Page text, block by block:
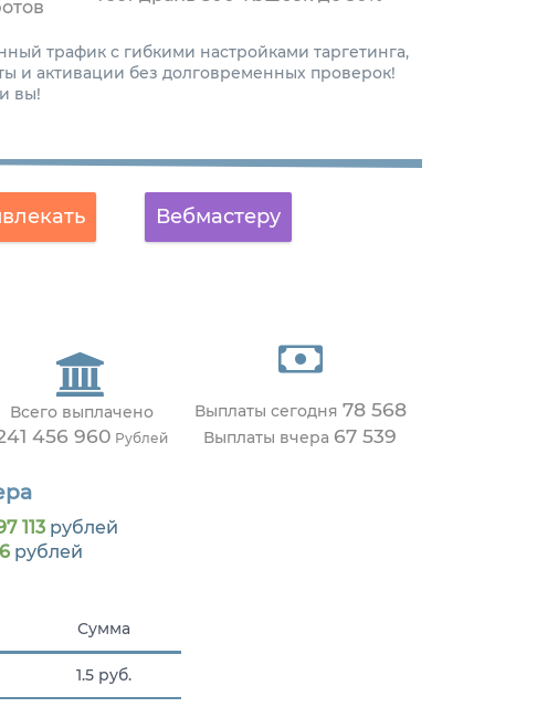
трафик с гибкими настройками таргетинга,
и активации без долговременных проверок!
вы!
Вебмастеру
Всего выплачено
456 960 Рублей
Выплаты сегодня 78 568
Выплаты вчера 67 539
113рублей
рублей
Сумма
1.5 руб.